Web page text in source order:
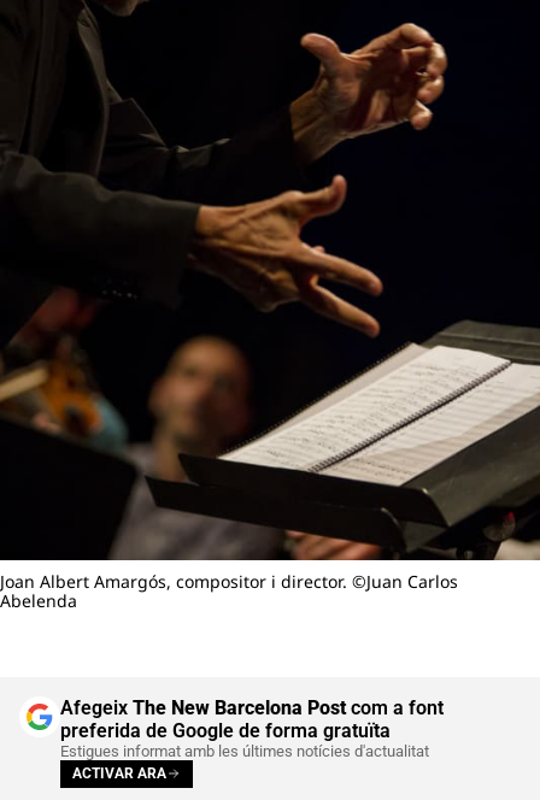
Joan Albert Amargós, compositor i director. ©Juan Carlos
Abelenda
Afegeix The New Barcelona Postcom a font
preferida de Google de forma gratuïta
Estigues informat amb les últimes notícies d'actualitat
ACTIVAR ARA